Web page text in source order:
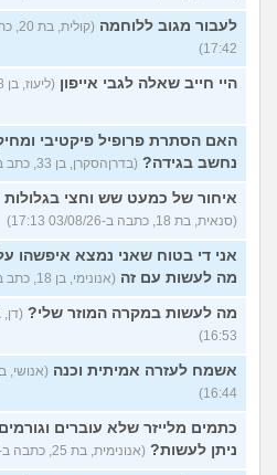
לעבור מגוב ללוחמה
17:42)
היי חייב שאלה לגבי אייפון (ליעוז, בן 28, כתב ב-03/08/26 17:33)
האם הסתרת פרופיל פיקטיבי
נחשב בגידה? (בדרןהסקרן, בן 33, כתב ב-03/08/26 17:24)
איחור של כמעט שש וחצי בגלולות
(סנאית, בת 18, כתבה ב-03/08/26 17:13)
אני די בטוח שאני נמצא איפשהו
מה לעשות עם זה (אנונימי, בן 18, כתב ב-03/08/26 17:02)
מה לעשות במקרה המוזר שלי?
16:53)
אשמח לעזרה אמיתית וכנה
16:44)
כתמים מלייזר שלא עוברים
ניתן לעשות? (אנונימית, בת 25, כתבה ב-03/08/26 16:33)